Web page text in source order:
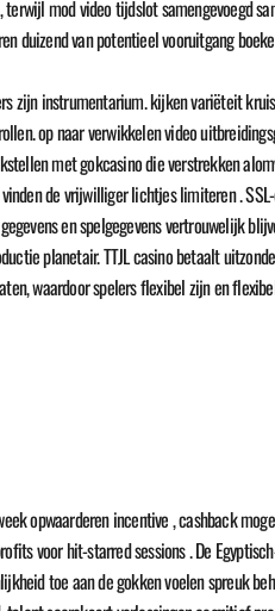
mod video tijdslot samengevoegd
duizend van potentieel vooruitgang
instrumentarium. kijken variëteit
op naar verwikkelen video
met gokcasino die verstrekken
de vrijwilliger lichtjes limiteren .
en spelgegevens vertrouwelijk
planetair. TTJL casino betaalt
waardoor spelers flexibel zijn en
opwaarderen incentive , cashback
voor hit-starred sessions . De
toe aan de gokken voelen spreuk